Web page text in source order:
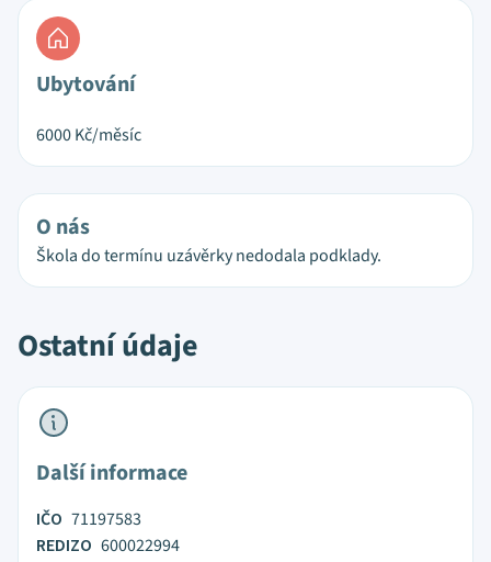
Ubytování
6000Kč/měsíc
O nás
Škola do termínu uzávěrky nedodala podklady.
Ostatní údaje
Další informace
IČO 71197583
REDIZO 600022994